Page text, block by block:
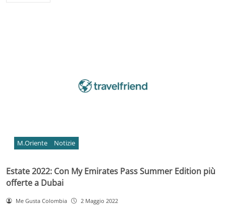
M.Oriente Notizie
Estate 2022: Con My Emirates Pass Summer Edition più
offerte a Dubai
Me Gusta Colombia 2 Maggio 2022